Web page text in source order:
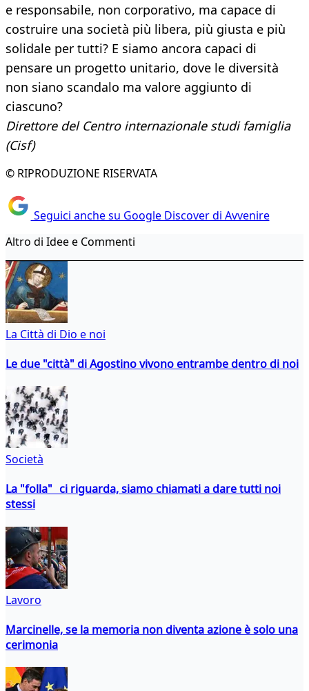
e responsabile, non corporativo, ma capace di
costruire una società più libera, più giusta e più
solidale per tutti? E siamo ancora capaci di
pensare un progetto unitario, dove le diversità
non siano scandalo ma valore aggiunto di
ciascuno?
Direttore del Centro internazionale studi famiglia
(Cisf)
© RIPRODUZIONE RISERVATA
Seguici anche su Google Discover di Avvenire
Altro di Idee e Commenti
La Città di Dio e noi
Le due "città" di Agostino vivono entrambe dentro di noi
Società
La "folla" ci riguarda, siamo chiamati a dare tutti noi
stessi
Lavoro
Marcinelle, se la memoria non diventa azione è solo una
cerimonia